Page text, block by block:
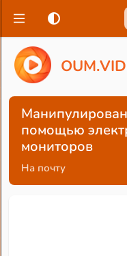
OUM.VID
помощью
мониторов
На почту